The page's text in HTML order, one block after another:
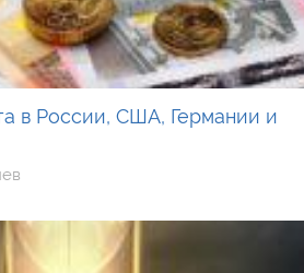
в России, США, Германии и